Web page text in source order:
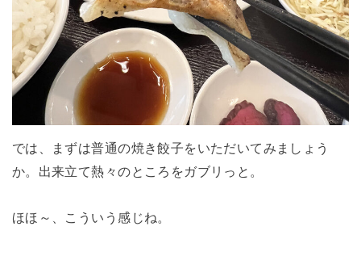
では、まずは普通の焼き餃子をいただいてみましょう
か。出来立て熱々のところをガブリっと。
ほほ～、こういう感じね。